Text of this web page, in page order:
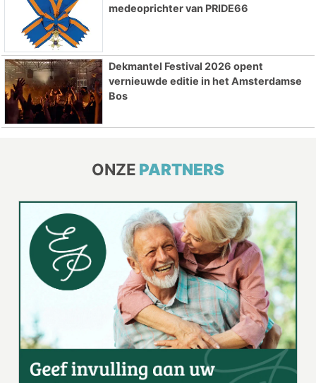
medeoprichter van PRIDE66
Dekmantel Festival 2026 opent
vernieuwde editie in het Amsterdamse
Bos
ONZE PARTNERS